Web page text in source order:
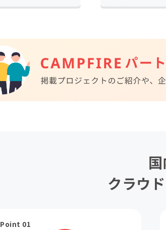
クラウ
Point 01